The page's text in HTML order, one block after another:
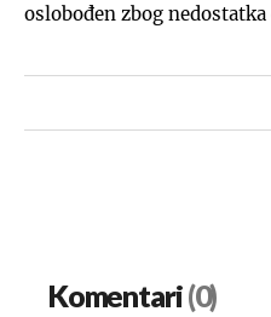
oslobođen zbog nedostatka
Komentari(0)